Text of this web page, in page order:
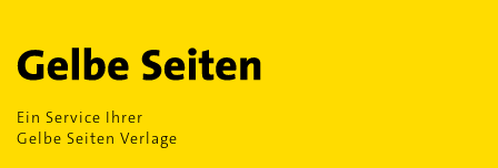
Ein Service Ihrer
Gelbe Seiten Verlage